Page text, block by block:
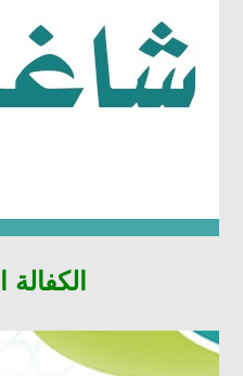
الكفالة